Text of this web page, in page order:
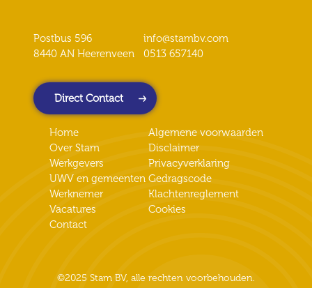
Postbus 596
8440 AN Heerenveen
info@stambv.com
0513 657140
Direct Contact
Home
Over Stam
Werkgevers
UWV en gemeenten
Werknemer
Vacatures
Contact
Algemene voorwaarden
Disclaimer
Privacyverklaring
Gedragscode
Klachtenreglement
Cookies
©2025 Stam BV, alle rechten voorbehouden.